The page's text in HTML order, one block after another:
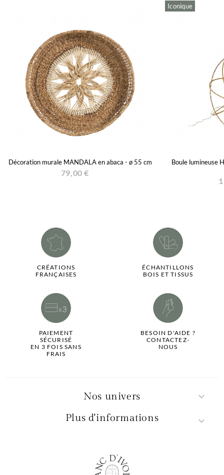
Décoration murale MANDALA en abaca - ø 55 cm
79,00 €
Iconique
Boule lumineuse
CRÉATIONS
FRANÇAISES
ÉCHANTILLONS
BOIS ET TISSUS
PAIEMENT
SÉCURISÉ
EN 3 FOIS SANS
FRAIS
BESOIN D'AIDE ?
CONTACTEZ-
NOUS
Nos univers
Plus d'informations